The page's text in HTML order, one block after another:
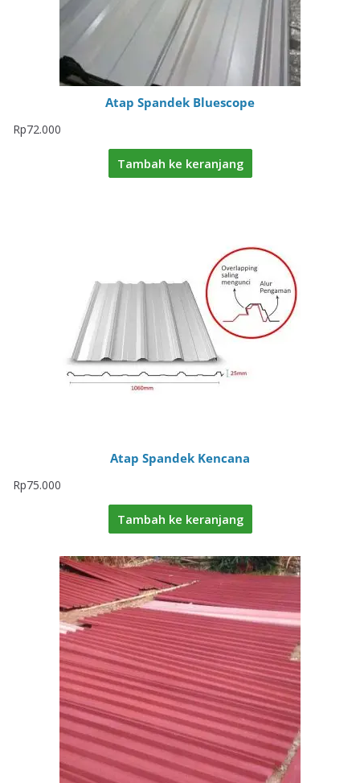
Atap Spandek Bluescope
Rp72.000
Tambah ke keranjang
Atap Spandek Kencana
Rp75.000
Tambah ke keranjang